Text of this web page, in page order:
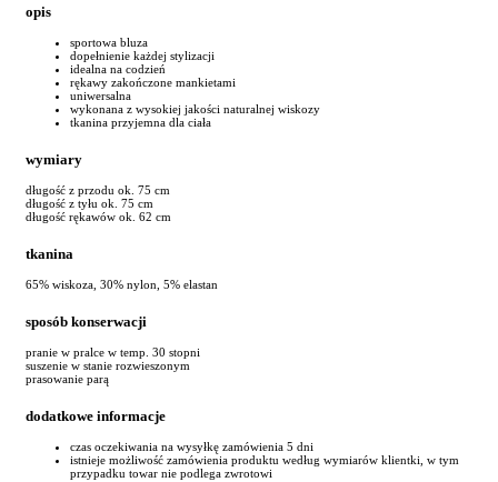
opis
sportowa bluza
dopełnienie każdej stylizacji
idealna na codzień
rękawy zakończone mankietami
uniwersalna
wykonana z wysokiej jakości naturalnej wiskozy
tkanina przyjemna dla ciała
wymiary
długość z przodu ok. 75 cm
długość z tyłu ok. 75 cm
długość rękawów ok. 62 cm
tkanina
65% wiskoza, 30% nylon, 5% elastan
sposób konserwacji
pranie w pralce w temp. 30 stopni
suszenie w stanie rozwieszonym
prasowanie parą
dodatkowe informacje
czas oczekiwania na wysyłkę zamówienia 5 dni
istnieje możliwość zamówienia produktu według wymiarów klientki, w tym
przypadku towar nie podlega zwrotowi